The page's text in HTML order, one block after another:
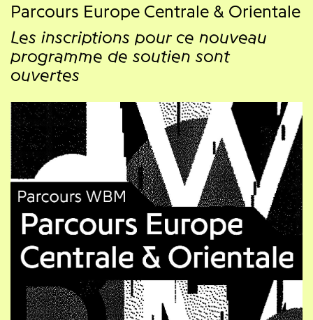
Parcours Europe Centrale & Orientale
Les inscriptions pour ce nouveau
programme de soutien sont
ouvertes